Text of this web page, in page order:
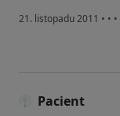
21. listopadu 2011 • • •
Pacient